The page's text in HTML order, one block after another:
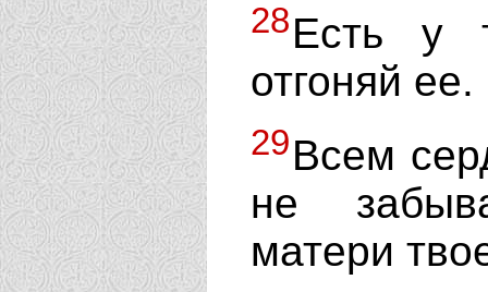
28Есть у
отгоняй ее.
29Всем
не
матери